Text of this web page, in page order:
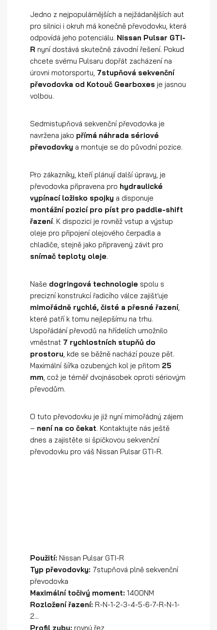
Jedno z nejpopulárnějších a nejžádanějších aut
pro silnici i okruh má konečně převodovku, která
odpovídá jeho potenciálu. Nissan Pulsar GTI-
R nyní dostává skutečně závodní řešení. Pokud
chcete svému Pulsaru dopřát zacházení na
úrovni motorsportu, 7stupňová sekvenční
převodovka od Kotouč Gearboxes je jasnou
volbou.
Sedmistupňová sekvenční převodovka je
navržena jako přímá náhrada sériové
převodovky a montuje se do původní pozice.
Pro zákazníky, kteří plánují další úpravy, je
převodovka připravena pro hydraulické
vypínací ložisko spojky a disponuje
montážní pozicí pro píst pro paddle-shift
řazení. K dispozici je rovněž vstup a výstup
oleje pro připojení olejového čerpadla a
chladiče, stejně jako připravený závit pro
snímač teploty oleje.
Naše dogringová technologie spolu s
precizní konstrukcí řadicího válce zajišťuje
mimořádně rychlé, čisté a přesné řazení,
které patří k tomu nejlepšímu na trhu.
Uspořádání převodů na hřídelích umožnilo
vměstnat 7 rychlostních stupňů do
prostoru , kde se běžně nachází pouze pět.
Maximální šířka ozubených kol je přitom 25
mm , což je téměř dvojnásobek oproti sériovým
převodům.
O tuto převodovku je již nyní mimořádný zájem
– není na co čekat. Kontaktujte nás ještě
dnes a zajistěte si špičkovou sekvenční
převodovku pro váš Nissan Pulsar GTI-R.
Použití: Nissan Pulsar GTI-R
Typ převodovky: 7stupňová plně sekvenční
převodovka
Maximální točivý moment: 1400NM
Rozložení řazení: R-N-1-2-3-4-5-6-7-R-N-1-
2...
Profil zubu: rovný řez